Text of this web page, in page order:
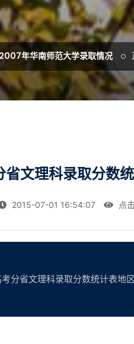
2007年华南师范大学录取情况
文理科录取分数
2015-07-01 16:54:07 点击
文理科录取分数统计表地区